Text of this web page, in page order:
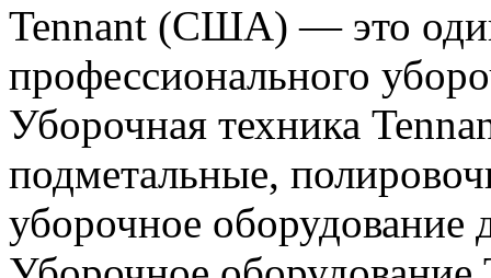
Tennant (США) — это
профессионального
Уборочная техника
подметальные,
уборочное